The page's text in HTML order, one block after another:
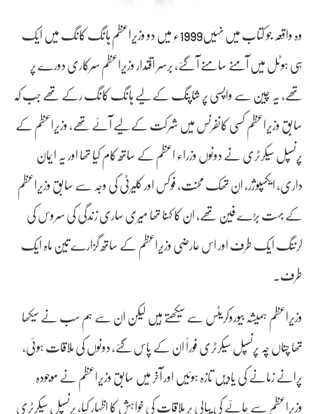
وہ واقعہ جو کتاب میں نہیں1999ء میں دو وزیراعظم ہانگ کانگ میں ایک
ہی ہوٹل میں آمنے سامنے آ گئے، برسر اقتدار وزیراعظم سرکاری دورے پر
تھے، یہ چین سے واپسی پر شاپنگ کے لیے ہانگ کانگ رکے تھے جب کہ
سابق وزیراعظم کسی کانفرنس میں شرکت کے لیے آئے تھے، وزیراعظم کے
پرنسپل سیکرٹری نے دونوں وزراء اعظم کے ساتھ کام کیا تھا اور یہ ایمان
داری، ایکسپوژر، ان تھک محنت، فوکس اور کلیرٹی کی وجہ سے سابق وزیراعظم
کے بہت بڑے فین تھے، ان کا کہنا تھا میری ساری زندگی کی سروس کی
لرننگ ایک طرف اور اس عارضی وزیراعظم کے ساتھ گزارے تین ماہ ایک
طرف۔
وزیراعظم ہمیشہ بیوروکریٹس سے سیکھتے ہیں لیکن ان سے ہم سب نے سیکھا
تھا چناں چہ پرنسپل سیکرٹری فوراً ان کے پاس گئے، دونوں کی ملاقات ہوئی،
پرانے زمانے کی یادیں تازہ ہوئیں اور آخر میں سابق وزیراعظم نے موجودہ
وزیراعظم سے چائے کی پیالی پر ملاقات کی خواہش کا اظہار کیا، پرنسپل سیکرٹری